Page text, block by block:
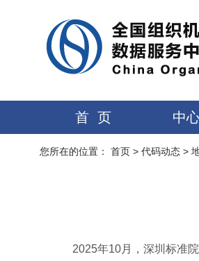
首 页 中
您所在的位置： 首页 > 代码动态 >
2025年10月，深圳标准